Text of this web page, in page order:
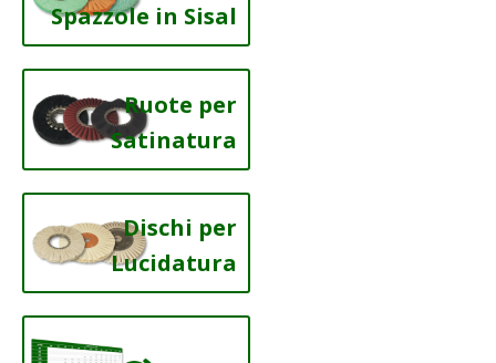
Spazzole in Sisal
Ruote per
Satinatura
Dischi per
Lucidatura